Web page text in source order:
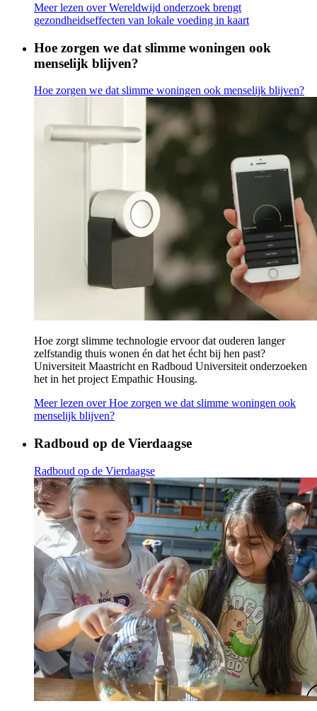
Meer lezen over Wereldwijd onderzoek brengt
gezondheidseffecten van lokale voeding in kaart
Hoe zorgen we dat slimme woningen ook
menselijk blijven?
Hoe zorgen we dat slimme woningen ook menselijk blijven?
Hoe zorgt slimme technologie ervoor dat ouderen langer
zelfstandig thuis wonen én dat het écht bij hen past?
Universiteit Maastricht en Radboud Universiteit onderzoeken
het in het project Empathic Housing.
Meer lezen over Hoe zorgen we dat slimme woningen ook
menselijk blijven?
Radboud op de Vierdaagse
Radboud op de Vierdaagse